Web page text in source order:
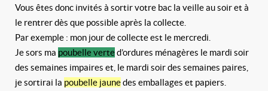
Vous êtes donc invités à sortir votre bac la veille au soir et à
le rentrer dès que possible après la collecte.
Par exemple : mon jour de collecte est le mercredi.
Je sors ma poubelle verted’ordures ménagères le mardi soir
des semaines impaires et, le mardi soir des semaines paires,
je sortirai la poubelle jaunedes emballages et papiers.